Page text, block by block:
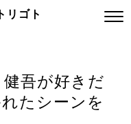
リゴト
健吾が好きだ
たシーンを